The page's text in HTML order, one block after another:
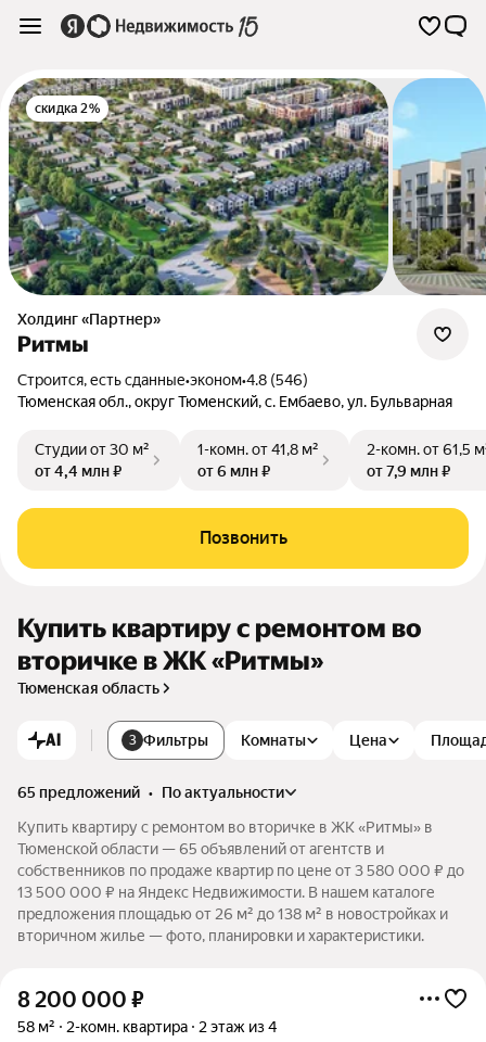
скидка 2%
Холдинг «Партнер»
Ритмы
Строится, есть сданные•эконом•4.8 (546)
Тюменская обл.,округ Тюменский,с. Ембаево,ул. Бульварная
Студииот 30 м²
от 4,4 млн ₽
1-комн.от 41,8 м²
от 6 млн ₽
2-комн.от 61,5
от 7,9 млн ₽
Позвонить
Купить квартиру с ремонтом во
вторичке в ЖК «Ритмы»
Тюменская область
AI 3 Фильтры Комнаты Цена
65 предложений •
по актуальности
Купить квартиру с ремонтом во вторичке в ЖК «Ритмы» в
Тюменской области — 65 объявлений от агентств и
собственников по продаже квартир по цене от 3 580 000 ₽ до
13 500 000 ₽ на Яндекс Недвижимости. В нашем каталоге
предложения площадью от 26 м² до 138 м² в новостройках и
вторичном жилье — фото, планировки и характеристики.
8 200 000 ₽
58 м² 2-комн. квартира 2 этаж из 4